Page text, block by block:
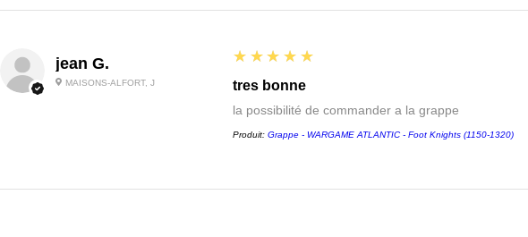
jean G.
MAISONS-ALFORT, J
5
★★★★★
tres bonne
la possibilité de commander a la grappe
Produit: Grappe - WARGAME ATLANTIC - Foot Knights (1150-1320)